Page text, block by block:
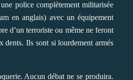
police complètement militarisée
en anglais) avec un équipement
d’un terroriste ou même ne feront
dents. Ils sont si lourdement armés
Aucun débat ne se produira.